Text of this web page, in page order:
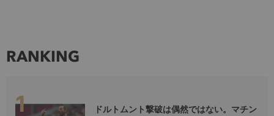
RANKING
ドルトムント撃破は偶然ではない。マチン